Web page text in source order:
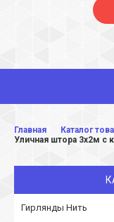
Главная Каталог
Уличная штора 3х2м с
Гирлянды Нить